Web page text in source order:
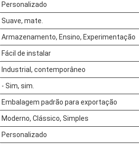
Personalizado
Suave, mate.
Armazenamento, Ensino, Experimentação
Fácil de instalar
Industrial, contemporâneo
- Sim, sim.
Embalagem padrão para exportação
Moderno, Clássico, Simples
Personalizado